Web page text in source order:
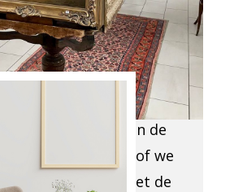
We komen ter plaatse en
evaluerenalles wat moet
weggehaald worden,
toegankelijkheid van de
lokalen enbekijken of we
u kunnen helpen met de